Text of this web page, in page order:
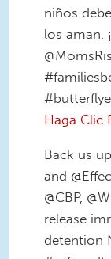
niños
los aman.
Haga Clic
Back us
and
@CBP,
release
detention